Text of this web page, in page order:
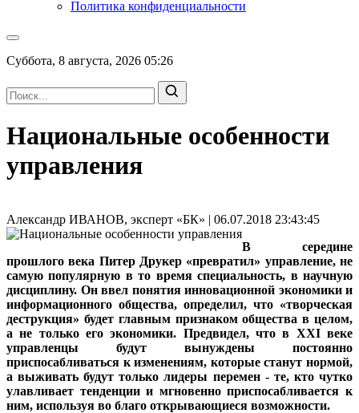
Политика конфиденциальности
Суббота, 8 августа, 2026 05:26
Национальные особенности
управления
Александр ИВАНОВ, эксперт «БК» | 06.07.2018 23:43:45
В середине
прошлого века Питер Друкер «превратил» управление, не
самую популярную в то время специальность, в научную
дисциплину. Он ввел понятия инновационной экономики и
информационного общества, определил, что «творческая
деструкция» будет главным признаком общества в целом,
а не только его экономики. Предвидел, что в XXI веке
управленцы будут вынуждены постоянно
приспосабливаться к изменениям, которые станут нормой,
а выживать будут только лидеры перемен - те, кто чутко
улавливает тенденции и мгновенно приспосабливается к
ним, используя во благо открывающиеся возможности.